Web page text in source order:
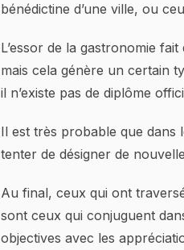
bénédictine d’une ville, ou
L’essor de la gastronomie
mais cela génère un certain
il n’existe pas de diplôme
Il est très probable que dans
tenter de désigner de
Au final, ceux qui ont
sont ceux qui conjuguent
objectives avec les